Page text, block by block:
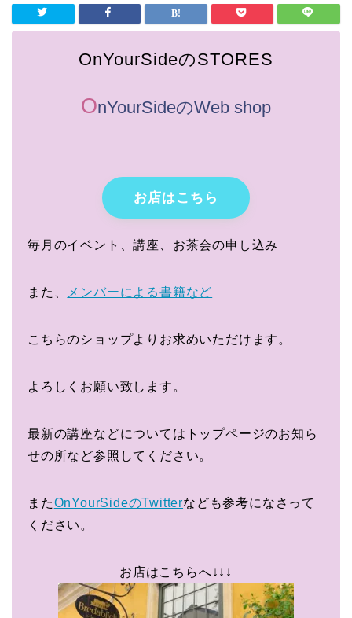
OnYourSideのSTORES
OnYourSideのWeb shop
お店はこちら
毎月のイベント、講座、お茶会の申し込み
また、 メンバーによる書籍など
こちらのショップよりお求めいただけます。
よろしくお願い致します。
最新の講座などについてはトップページのお知ら
せの所など参照してください。
またOnYourSideのTwitterなども参考になさって
ください。
お店はこちらへ↓↓↓